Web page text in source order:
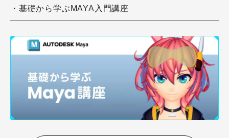
・基礎から学ぶMAYA入門講座